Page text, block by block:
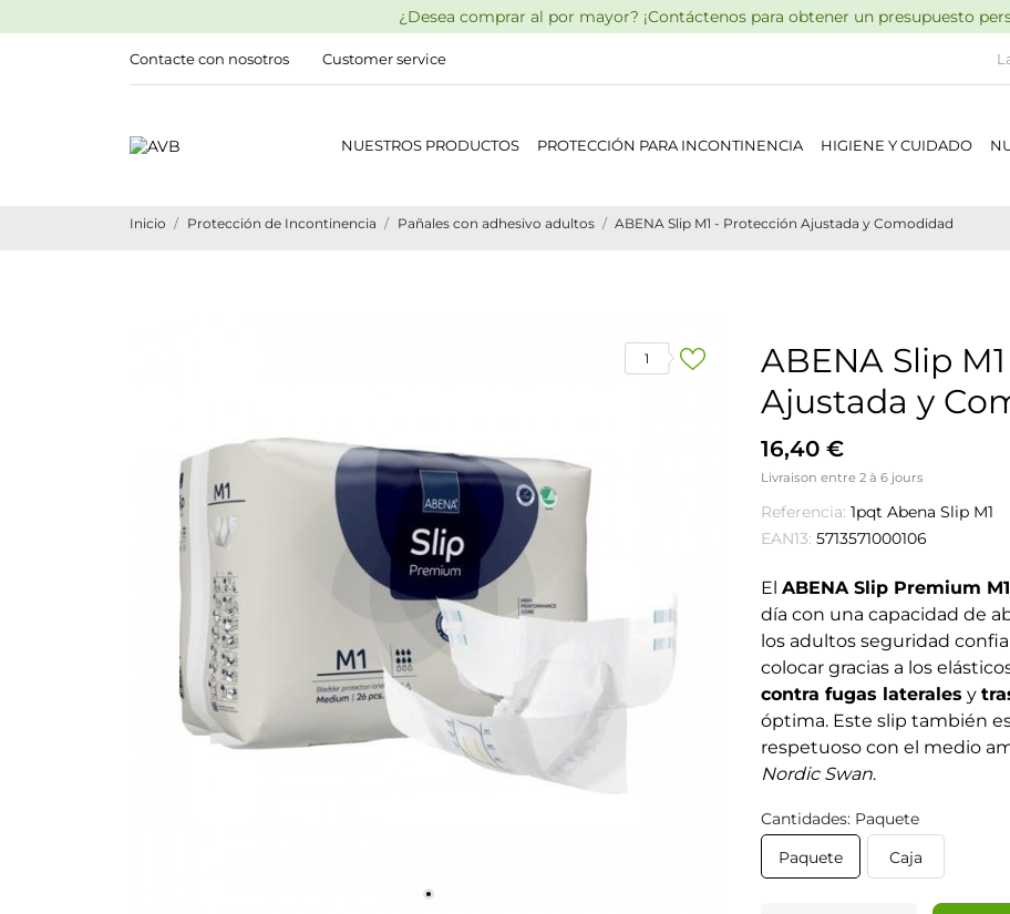
¿Desea comprar al por mayor? ¡Contáctenos para obtener un presupuesto
Contacte con nosotros Customer service
NUESTROS PRODUCTOS PROTECCIÓN PARA INCONTINENCIA HIGIENE Y CUIDADO
Inicio Protección de Incontinencia Pañales con adhesivo adultos ABENA Slip M1 - Protección Ajustada y Comodidad
1
ABENA Slip
Ajustada y
16,40 €
Livraison entre 2 à 6 jours
Referencia: 1pqt Abena Slip M1
EAN13: 5713571000106
El ABENA Slip Premium M1
día con una capacidad de
los adultos seguridad
colocar gracias a los
contra fugas laterales y
óptima. Este slip también
respetuoso con el medio
Nordic Swan.
Cantidades: Paquete
Paquete
Caja